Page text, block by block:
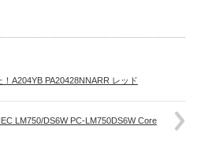
A204YB PA20428NNARR レッド
LM750/DS6W PC-LM750DS6W Core